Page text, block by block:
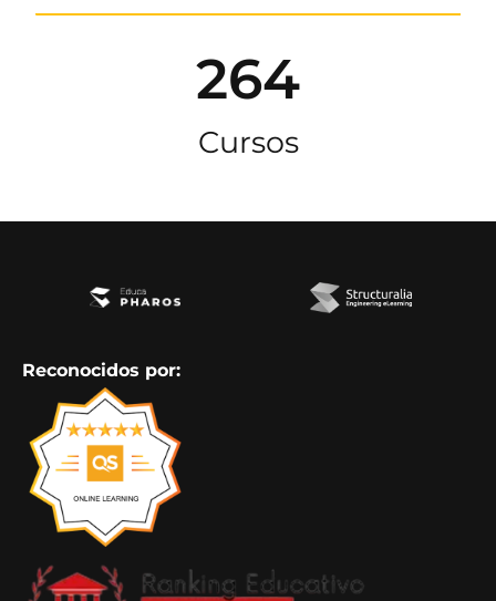
264
Cursos
Reconocidos por: